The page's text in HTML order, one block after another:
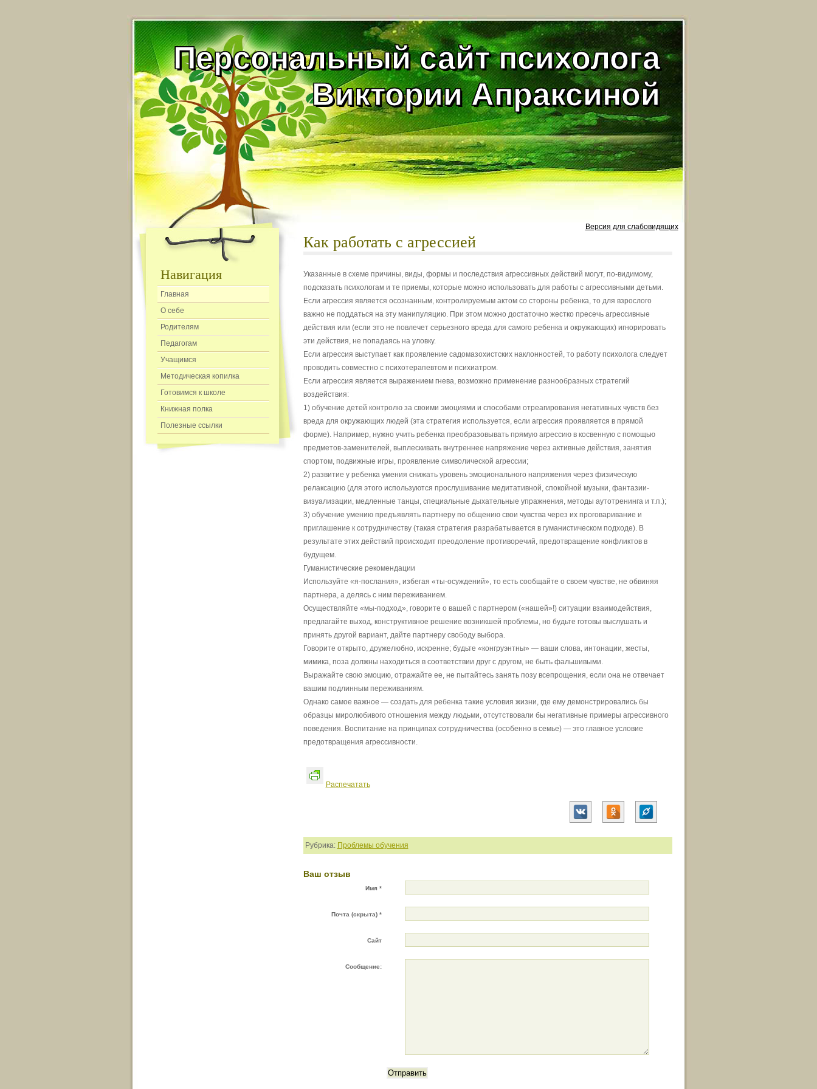
Персональный сайт психолога
Виктории Апраксиной
Версия для слабовидящих
Навигация
Главная
О себе
Родителям
Педагогам
Учащимся
Методическая копилка
Готовимся к школе
Книжная полка
Полезные ссылки
Как работать с агрессией
Указанные в схеме причины, виды, формы и последствия агрессивных действий могут, по-видимому,
подсказать психологам и те приемы, которые можно использовать для работы с агрессивными детьми.
Если агрессия является осознанным, контролируемым актом со стороны ребенка, то для взрослого
важно не поддаться на эту манипуляцию. При этом можно достаточно жестко пресечь агрессивные
действия или (если это не повлечет серьезного вреда для самого ребенка и окружающих) игнорировать
эти действия, не попадаясь на уловку.
Если агрессия выступает как проявление садомазохистских наклонностей, то работу психолога следует
проводить совместно с психотерапевтом и психиатром.
Если агрессия является выражением гнева, возможно применение разнообразных стратегий
воздействия:
1) обучение детей контролю за своими эмоциями и способами отреагирования негативных чувств без
вреда для окружающих людей (эта стратегия используется, если агрессия проявляется в прямой
форме). Например, нужно учить ребенка преобразовывать прямую агрессию в косвенную с помощью
предметов-заменителей, выплескивать внутреннее напряжение через активные действия, занятия
спортом, подвижные игры, проявление символической агрессии;
2) развитие у ребенка умения снижать уровень эмоционального напряжения через физическую
релаксацию (для этого используются прослушивание медитативной, спокойной музыки, фантазии-
визуализации, медленные танцы, специальные дыхательные упражнения, методы аутотренинга и т.п.);
3) обучение умению предъявлять партнеру по общению свои чувства через их проговаривание и
приглашение к сотрудничеству (такая стратегия разрабатывается в гуманистическом подходе). В
результате этих действий происходит преодоление противоречий, предотвращение конфликтов в
будущем.
Гуманистические рекомендации
Используйте «я-послания», избегая «ты-осуждений», то есть сообщайте о своем чувстве, не обвиняя
партнера, а делясь с ним переживанием.
Осуществляйте «мы-подход», говорите о вашей с партнером («нашей»!) ситуации взаимодействия,
предлагайте выход, конструктивное решение возникшей проблемы, но будьте готовы выслушать и
принять другой вариант, дайте партнеру свободу выбора.
Говорите открыто, дружелюбно, искренне; будьте «конгруэнтны» — ваши слова, интонации, жесты,
мимика, поза должны находиться в соответствии друг с другом, не быть фальшивыми.
Выражайте свою эмоцию, отражайте ее, не пытайтесь занять позу всепрощения, если она не отвечает
вашим подлинным переживаниям.
Однако самое важное — создать для ребенка такие условия жизни, где ему демонстрировались бы
образцы миролюбивого отношения между людьми, отсутствовали бы негативные примеры агрессивного
поведения. Воспитание на принципах сотрудничества (особенно в семье) — это главное условие
предотвращения агрессивности.
Распечатать
Рубрика: Проблемы обучения
Ваш отзыв
Имя *
Почта (скрыта) *
Сайт
Сообщение: